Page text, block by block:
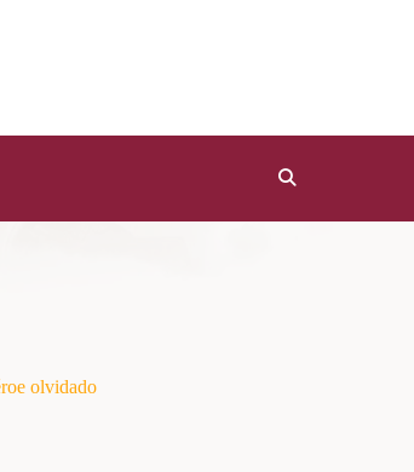
olvidado